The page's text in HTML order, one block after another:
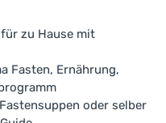
für zu Hause mit
Fasten, Ernährung,
oder selber